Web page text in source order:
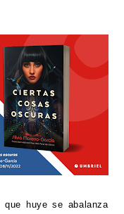
que huye se abalanza